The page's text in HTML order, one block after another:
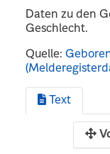
Daten zu den
Geschlecht.
Quelle:
Text